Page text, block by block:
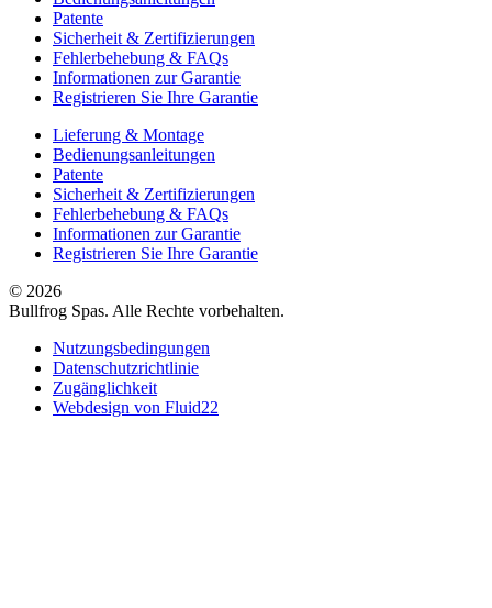
Patente
Sicherheit & Zertifizierungen
Fehlerbehebung & FAQs
Informationen zur Garantie
Registrieren Sie Ihre Garantie
Lieferung & Montage
Bedienungsanleitungen
Patente
Sicherheit & Zertifizierungen
Fehlerbehebung & FAQs
Informationen zur Garantie
Registrieren Sie Ihre Garantie
© 2026
Bullfrog Spas. Alle Rechte vorbehalten.
Nutzungsbedingungen
Datenschutzrichtlinie
Zugänglichkeit
Webdesign von Fluid22